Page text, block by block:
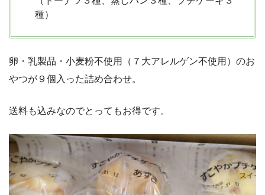
種）
卵・乳製品・小麦粉不使用（７大アレルゲン不使用）のお
やつが９個入った詰め合わせ。
送料も込みなのでとってもお得です。